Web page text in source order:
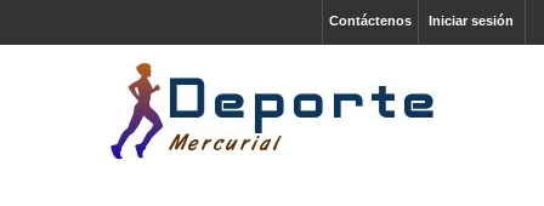
Iniciar sesión
Contáctenos